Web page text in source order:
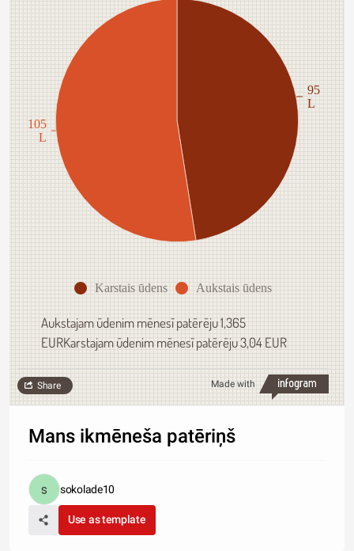
Karstais ūdens Aukstais ūdens
95
L
105
L
Aukstajam ūdenim mēnesī patērēju 1,365
EURKarstajam ūdenim mēnesī patērēju 3,04 EUR
Made with
Share
Mans ikmēneša patēriņš
sokolade10
Use as template